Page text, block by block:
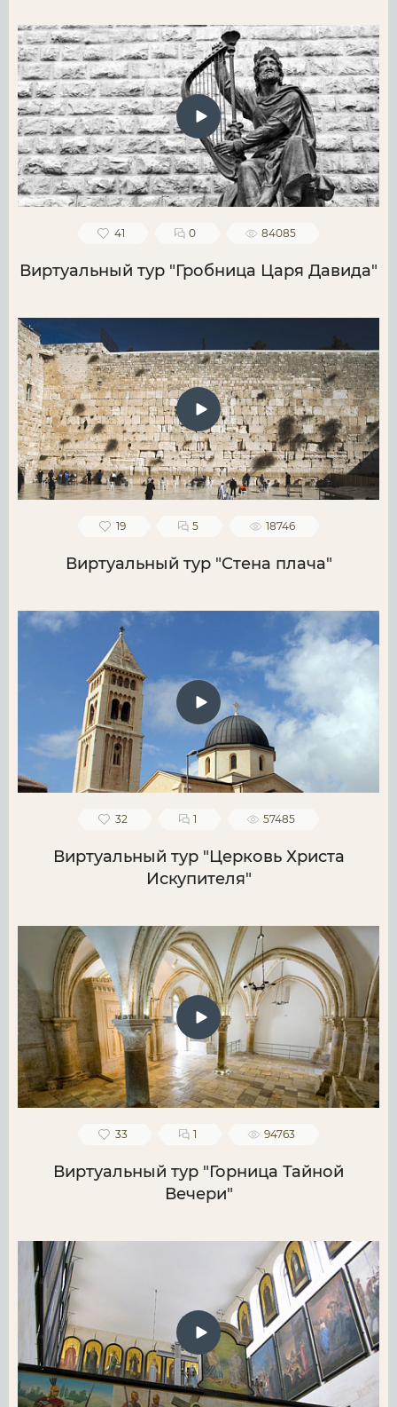
41 0 84085
Виртуальный тур "Гробница Царя Давида"
19 5 18746
Виртуальный тур "Стена плача"
32 1 57485
Виртуальный тур "Церковь Христа
Искупителя"
33 1 94763
Виртуальный тур "Горница Тайной
Вечери"